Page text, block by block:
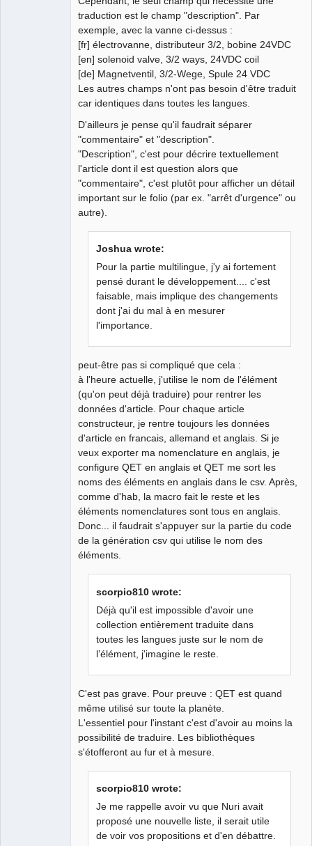
traduction est le champ "description". Par
exemple, avec la vanne ci-dessus :
[fr] électrovanne, distributeur 3/2, bobine 24VDC
[en] solenoid valve, 3/2 ways, 24VDC coil
[de] Magnetventil, 3/2-Wege, Spule 24 VDC
Les autres champs n'ont pas besoin d'être traduit
car identiques dans toutes les langues.
D'ailleurs je pense qu'il faudrait séparer
"commentaire" et "description".
"Description", c'est pour décrire textuellement
l'article dont il est question alors que
"commentaire", c'est plutôt pour afficher un détail
important sur le folio (par ex. "arrêt d'urgence" ou
autre).
Joshua wrote:
Pour la partie multilingue, j'y ai fortement
pensé durant le développement.... c'est
faisable, mais implique des changements
dont j'ai du mal à en mesurer
l'importance.
peut-être pas si compliqué que cela :
à l'heure actuelle, j'utilise le nom de l'élément
(qu'on peut déjà traduire) pour rentrer les
données d'article. Pour chaque article
constructeur, je rentre toujours les données
d'article en francais, allemand et anglais. Si je
veux exporter ma nomenclature en anglais, je
configure QET en anglais et QET me sort les
noms des éléments en anglais dans le csv. Après,
comme d'hab, la macro fait le reste et les
éléments nomenclatures sont tous en anglais.
Donc... il faudrait s'appuyer sur la partie du code
de la génération csv qui utilise le nom des
éléments.
scorpio810 wrote:
Déjà qu'il est impossible d'avoir une
collection entièrement traduite dans
toutes les langues juste sur le nom de
l’élément, j'imagine le reste.
C'est pas grave. Pour preuve : QET est quand
même utilisé sur toute la planète.
L'essentiel pour l'instant c'est d'avoir au moins la
possibilité de traduire. Les bibliothèques
s'étofferont au fur et à mesure.
scorpio810 wrote:
Je me rappelle avoir vu que Nuri avait
proposé une nouvelle liste, il serait utile
de voir vos propositions et d'en débattre.